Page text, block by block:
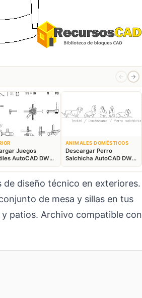
← →
Juegos
AutoCAD DWG
– Parque 2D
ANIMALES DOMÉSTICOS
Descargar Perro
Salchicha AutoCAD DWG
Gratis – Bloque 2D
diseño técnico en exteriores.
de mesa y sillas en tus
patios. Archivo compatible con